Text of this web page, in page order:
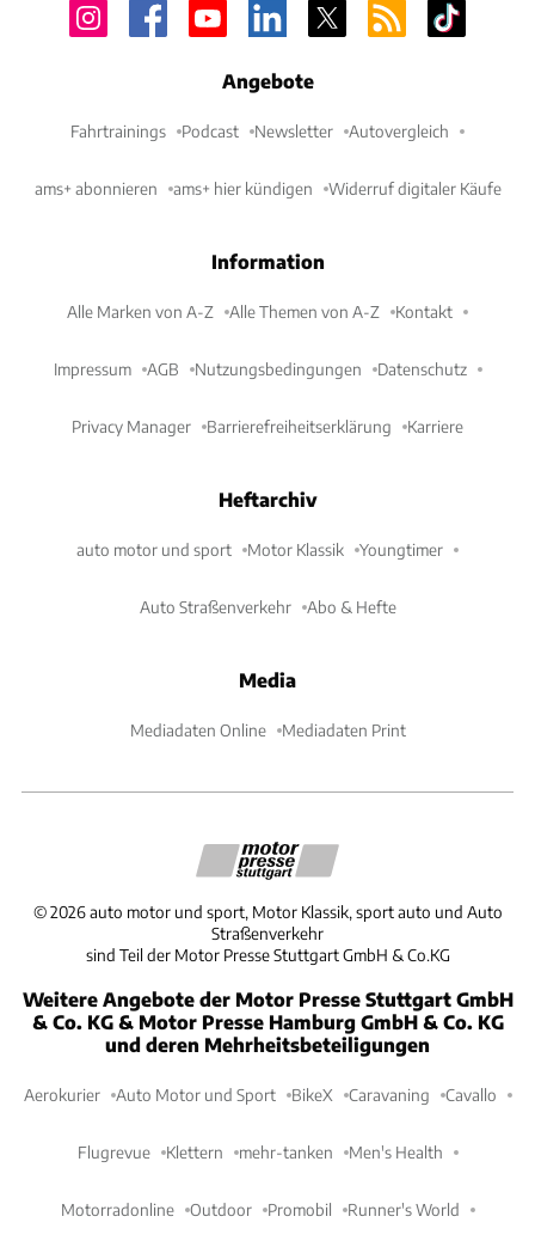
Angebote
Fahrtrainings Podcast Newsletter Autovergleich
ams+ abonnieren ams+ hier kündigen Widerruf digitaler Käufe
Information
Alle Marken von A-Z Alle Themen von A-Z Kontakt
Impressum AGB Nutzungsbedingungen Datenschutz
Privacy Manager Barrierefreiheitserklärung Karriere
Heftarchiv
auto motor und sport Motor Klassik Youngtimer
Auto Straßenverkehr Abo & Hefte
Media
Mediadaten Online Mediadaten Print
©2026 auto motor und sport, Motor Klassik, sport auto und Auto
Straßenverkehr
sind Teil der Motor Presse Stuttgart GmbH & Co.KG
Weitere Angebote der Motor Presse Stuttgart GmbH
& Co. KG & Motor Presse Hamburg GmbH & Co. KG
und deren Mehrheitsbeteiligungen
Aerokurier Auto Motor und Sport BikeX Caravaning Cavallo
Flugrevue Klettern mehr-tanken Men's Health
Motorradonline Outdoor Promobil Runner's World